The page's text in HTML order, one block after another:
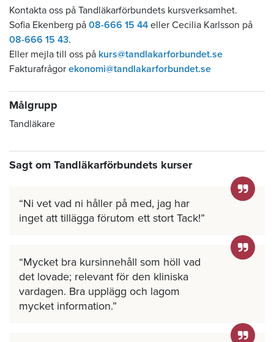
Kontakta oss på Tandläkarförbundets kursverksamhet.
Sofia Ekenberg på 08-666 15 44 eller Cecilia Karlsson på
08-666 15 43.
Eller mejla till oss på kurs@tandlakarforbundet.se
Fakturafrågor ekonomi@tandlakarforbundet.se
Målgrupp
Tandläkare
Sagt om Tandläkarförbundets kurser
Ni vet vad ni håller på med, jag har
inget att tillägga förutom ett stort Tack!
Mycket bra kursinnehåll som höll vad
det lovade; relevant för den kliniska
vardagen. Bra upplägg och lagom
mycket information.